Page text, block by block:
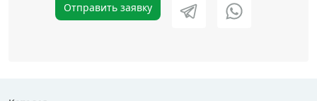
Отправить заявку